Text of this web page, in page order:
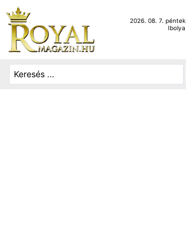
2026. 08. 7. péntek
Ibolya